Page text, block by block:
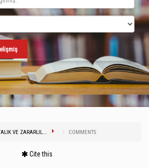
VE ZARARLIL... COMMENTS
Cite this